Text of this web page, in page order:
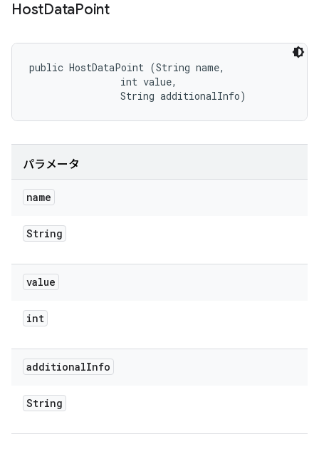
HostDataPoint
public HostDataPoint (String name,
                int value,
                String additionalInfo)
パラメータ
name
String
value
int
additionalInfo
String